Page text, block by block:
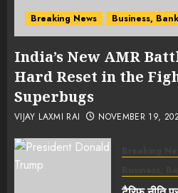
Breaking News Business,
India’s New AMR
Hard Reset in the
Superbugs
VIJAY LAXMI RAI NOVEMBER 19,